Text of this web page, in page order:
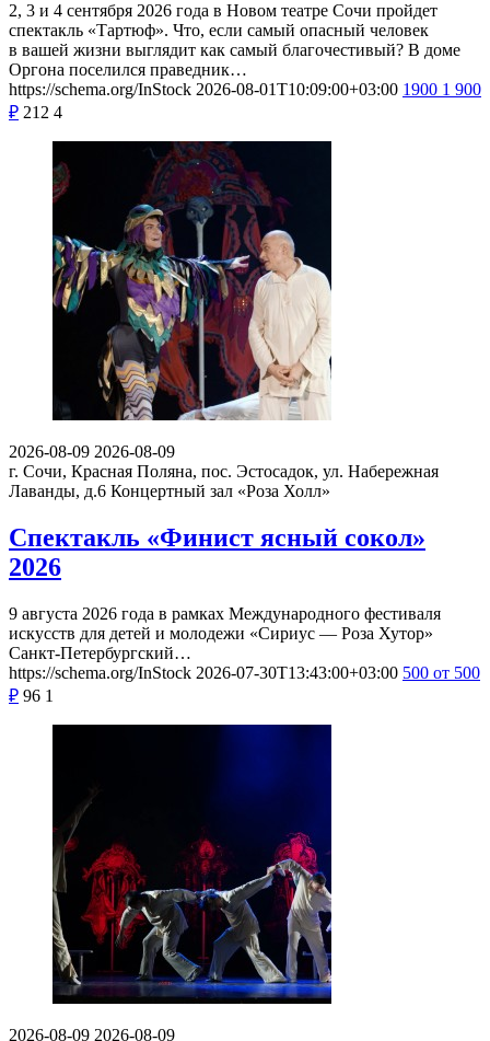
2, 3 и 4 сентября 2026 года в Новом театре Сочи пройдет
спектакль «Тартюф». Что, если самый опасный человек
в вашей жизни выглядит как самый благочестивый? В доме
Оргона поселился праведник…
https://schema.org/InStock 2026-08-01T10:09:00+03:00 1900 1 900
₽ 212 4
2026-08-09 2026-08-09
г. Сочи, Красная Поляна, пос. Эстосадок, ул. Набережная
Лаванды, д.6 Концертный зал «Роза Холл»
Спектакль «Финист ясный сокол»
2026
9 августа 2026 года в рамках Международного фестиваля
искусств для детей и молодежи «Сириус — Роза Хутор»
Санкт-Петербургский…
https://schema.org/InStock 2026-07-30T13:43:00+03:00 500 от 500
₽ 96 1
2026-08-09 2026-08-09